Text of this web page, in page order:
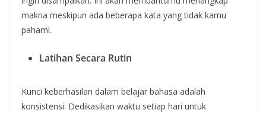
makna meskipun ada beberapa kata yang tidak kamu
pahami.
Latihan Secara Rutin
Kunci keberhasilan dalam belajar bahasa adalah
konsistensi. Dedikasikan waktu setiap hari untuk